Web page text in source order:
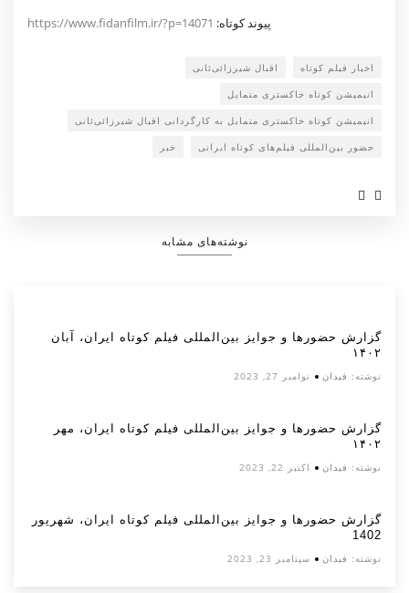
پیوند کوتاه: https://www.fidanfilm.ir/?p=14071
اخبار فیلم کوتاه اقبال شیرزائی‌ثانی
انیمیشن کوتاه خاکستری متمایل
انیمیشن کوتاه خاکستری متمایل به کارگردانی اقبال شیرزائی‌ثانی
حضور بین‌المللی فیلم‌های کوتاه ایرانی خبر
نوشته‌های مشابه
گزارش حضورها و جوایز بین‌المللی فیلم کوتاه ایران، آبان
۱۴۰۲
نوشته: فیدان نوامبر 27, 2023
گزارش حضورها و جوایز بین‌المللی فیلم کوتاه ایران، مهر
۱۴۰۲
نوشته: فیدان اکتبر 22, 2023
گزارش حضورها و جوایز بین‌المللی فیلم کوتاه ایران، شهریور
1402
نوشته: فیدان سپتامبر 23, 2023